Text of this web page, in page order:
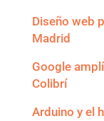
Diseño web
Madrid
Google
Colibrí
Arduino y el